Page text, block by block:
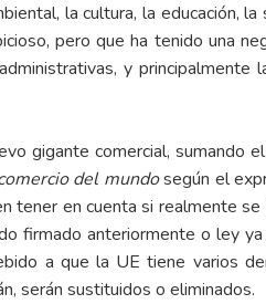
la cultura, la educación,
pero que ha tenido una
y principalmente
gigante comercial, sumando
del mundosegún el
en cuenta si realmente
firmado anteriormente o ley
a que la UE tiene varios
serán sustituidos o eliminados.